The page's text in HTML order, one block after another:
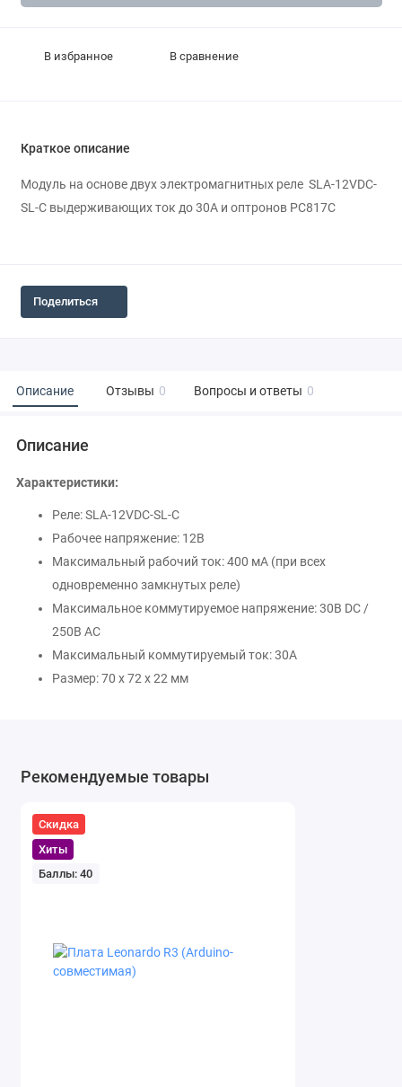
В избранное В сравнение
Краткое описание
Модуль на основе двух электромагнитных реле SLA-12VDC-
SL-C выдерживающих ток до 30А и оптронов PC817C
Поделиться
Описание Отзывы 0 Вопросы и ответы 0
Описание
Характеристики:
Реле: SLA-12VDC-SL-C
Рабочее напряжение: 12В
Максимальный рабочий ток: 400 мА (при всех
одновременно замкнутых реле)
Максимальное коммутируемое напряжение: 30В DC /
250В AC
Максимальный коммутируемый ток: 30А
Размер: 70 x 72 x 22 мм
Рекомендуемые товары
Скидка
Хиты
Баллы: 40